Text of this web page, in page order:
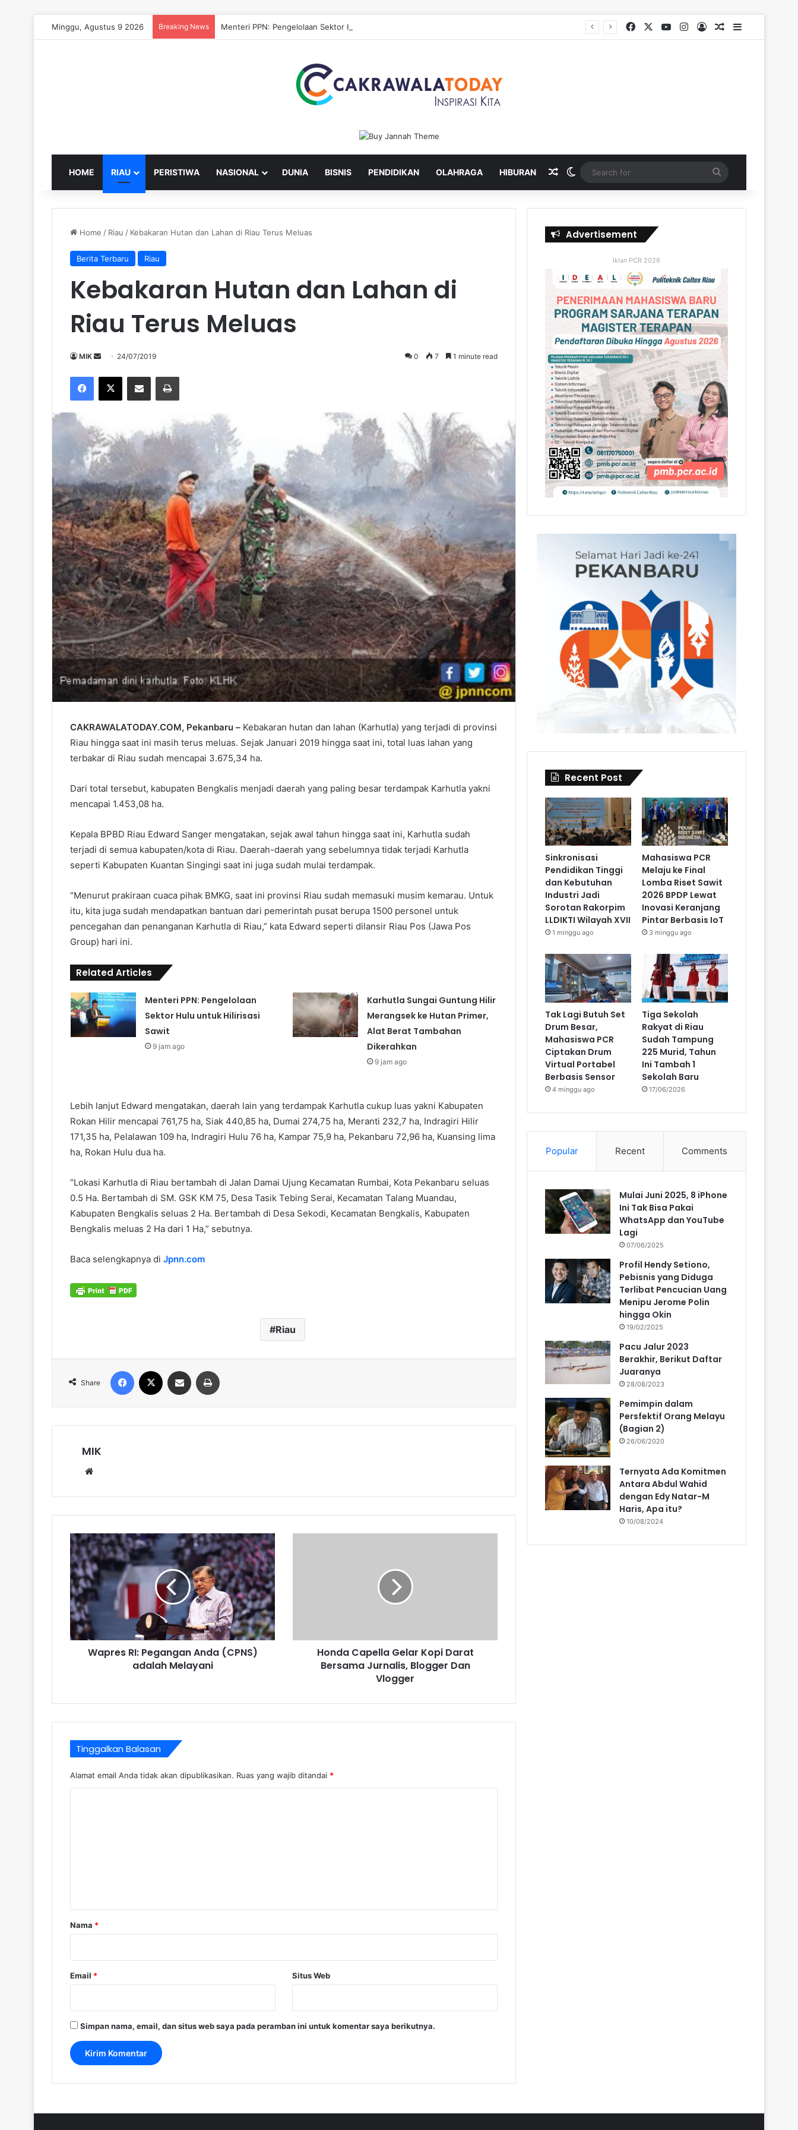
Minggu, Agustus 9 2026 Breaking News Menteri PPN: Pengelolaan Sektor Hulu untuk Hilirisasi Sawit FacebookYouTubeInstagram
Log InRandom Article
Sidebar
HOME RIAU PERISTIWA NASIONAL DUNIA BISNIS PENDIDIKAN OLAHRAGA HIBURAN Random Article
Switch skin
for
Home / Riau / Kebakaran Hutan dan Lahan di Riau Terus Meluas
Berita Terbaru Riau
Kebakaran Hutan dan Lahan di
Riau Terus Meluas
MIK
Send
email
24/07/2019 0 7 1 minute read
Facebook
X Share via Email Print
CAKRAWALATODAY.COM, Pekanbaru – Kebakaran hutan dan lahan (Karhutla) yang terjadi di provinsi
Riau hingga saat ini masih terus meluas. Sejak Januari 2019 hingga saat ini, total luas lahan yang
terbakar di Riau sudah mencapai 3.675,34 ha.
Dari total tersebut, kabupaten Bengkalis menjadi daerah yang paling besar terdampak Karhutla yakni
mencapai 1.453,08 ha.
Kepala BPBD Riau Edward Sanger mengatakan, sejak awal tahun hingga saat ini, Karhutla sudah
terjadi di semua kabupaten/kota di Riau. Daerah-daerah yang sebelumnya tidak terjadi Karhutla
seperti Kabupaten Kuantan Singingi saat ini juga sudah mulai terdampak.
“Menurut prakiraan cuaca pihak BMKG, saat ini provinsi Riau sudah memasuki musim kemarau. Untuk
itu, kita juga sudah mendapatkan bantuan dari pemerintah pusat berupa 1500 personel untuk
pencegahan dan penanganan Karhutla di Riau,” kata Edward seperti dilansir Riau Pos (Jawa Pos
Group) hari ini.
Related Articles
Menteri PPN: Pengelolaan
Sektor Hulu untuk Hilirisasi
Sawit
9 jam ago
Karhutla Sungai Guntung Hilir
Merangsek ke Hutan Primer,
Alat Berat Tambahan
Dikerahkan
9 jam ago
Lebih lanjut Edward mengatakan, daerah lain yang terdampak Karhutla cukup luas yakni Kabupaten
Rokan Hilir mencapai 761,75 ha, Siak 440,85 ha, Dumai 274,75 ha, Meranti 232,7 ha, Indragiri Hilir
171,35 ha, Pelalawan 109 ha, Indragiri Hulu 76 ha, Kampar 75,9 ha, Pekanbaru 72,96 ha, Kuansing lima
ha, Rokan Hulu dua ha.
“Lokasi Karhutla di Riau bertambah di Jalan Damai Ujung Kecamatan Rumbai, Kota Pekanbaru seluas
0.5 Ha. Bertambah di SM. GSK KM 75, Desa Tasik Tebing Serai, Kecamatan Talang Muandau,
Kabupaten Bengkalis seluas 2 Ha. Bertambah di Desa Sekodi, Kecamatan Bengkalis, Kabupaten
Bengkalis meluas 2 Ha dari 1 Ha,” sebutnya.
Baca selengkapnya di Jpnn.com
Riau
Share
Facebook Share via Email
MIK
Wapres RI: Pegangan Anda (CPNS)
adalah Melayani
Honda Capella Gelar Kopi Darat
Bersama Jurnalis, Blogger Dan
Vlogger
Tinggalkan Balasan
Alamat email Anda tidak akan dipublikasikan. Ruas yang wajib ditandai *
r
Nama *
Email * Situs Web
Simpan nama, email, dan situs web saya pada peramban ini untuk komentar saya berikutnya.
Advertisement
Iklan PCR 2026
Recent Post
Sinkronisasi
Pendidikan Tinggi
dan Kebutuhan
Industri Jadi
Sorotan Rakorpim
LLDIKTI Wilayah XVII
1 minggu ago
Mahasiswa PCR
Melaju ke Final
Lomba Riset Sawit
2026 BPDP Lewat
Inovasi Keranjang
Pintar Berbasis IoT
3 minggu ago
Tak Lagi Butuh Set
Drum Besar,
Mahasiswa PCR
Ciptakan Drum
Virtual Portabel
Berbasis Sensor
4 minggu ago
Tiga Sekolah
Rakyat di Riau
Sudah Tampung
225 Murid, Tahun
Ini Tambah 1
Sekolah Baru
17/06/2026
Popular Recent Comments
Mulai Juni 2025, 8 iPhone
Ini Tak Bisa Pakai
WhatsApp dan YouTube
Lagi
07/06/2025
Profil Hendy Setiono,
Pebisnis yang Diduga
Terlibat Pencucian Uang
Menipu Jerome Polin
hingga Okin
19/02/2025
Pacu Jalur 2023
Berakhir, Berikut Daftar
Juaranya
28/08/2023
Pemimpin dalam
Persfektif Orang Melayu
(Bagian 2)
26/06/2020
Ternyata Ada Komitmen
Antara Abdul Wahid
dengan Edy Natar-M
Haris, Apa itu?
10/08/2024